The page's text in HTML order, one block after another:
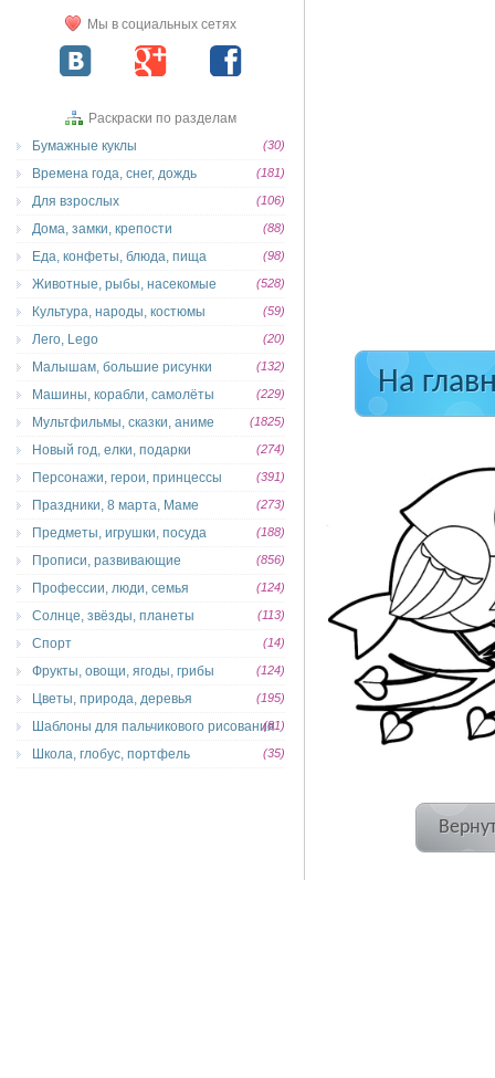
На
Мы в социальных сетях
Раскраски по разделам
Бумажные куклы
(30)
Времена года, снег, дождь (181)
Для взрослых (106)
Дома, замки, крепости (88)
Еда, конфеты, блюда, пища (98)
Животные, рыбы, насекомые (528)
Культура, народы, костюмы (59)
Лего, Lego (20)
Малышам, большие рисунки (132)
Машины, корабли, самолёты (229)
Мультфильмы, сказки, аниме (1825)
Новый год, елки, подарки (274)
Персонажи, герои, принцессы (391)
Праздники, 8 марта, Маме (273)
Предметы, игрушки, посуда (188)
Прописи, развивающие (856)
Профессии, люди, семья (124)
Солнце, звёзды, планеты (113)
Спорт (14)
Фрукты, овощи, ягоды, грибы (124)
Цветы, природа, деревья (195)
Шаблоны для пальчикового рисования(81)
Школа, глобус, портфель (35)